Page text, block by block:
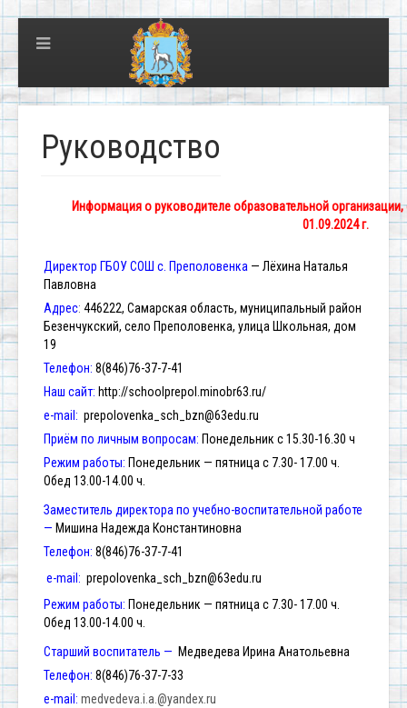
Руководство
Информация о руководителе образовательной
01.09.2024 г.
Директор ГБОУ СОШ с. Преполовенка — Лёхина Наталья
Павловна
Адрес: 446222, Самарская область, муниципальный район
Безенчукский, село Преполовенка, улица Школьная, дом
19
Телефон: 8(846)76-37-7-41
Наш сайт: http://schoolprepol.minobr63.ru/
e-mail: prepolovenka_sch_bzn@63edu.ru
Приём по личным вопросам: Понедельник с 15.30-16.30 ч
Режим работы: Понедельник — пятница с 7.30- 17.00 ч.
Обед 13.00-14.00 ч.
Заместитель директора по учебно-воспитательной работе
— Мишина Надежда Константиновна
Телефон: 8(846)76-37-7-41
e-mail: prepolovenka_sch_bzn@63edu.ru
Режим работы: Понедельник — пятница с 7.30- 17.00 ч.
Обед 13.00-14.00 ч.
Старший воспитатель — Медведева Ирина Анатольевна
Телефон: 8(846)76-37-7-33
e-mail: medvedeva.i.a.@yandex.ru